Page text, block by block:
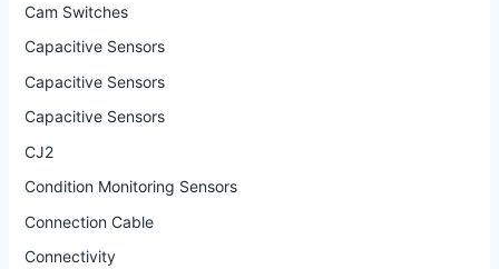
Cam Switches
Capacitive Sensors
Capacitive Sensors
Capacitive Sensors
CJ2
Condition Monitoring Sensors
Connection Cable
Connectivity